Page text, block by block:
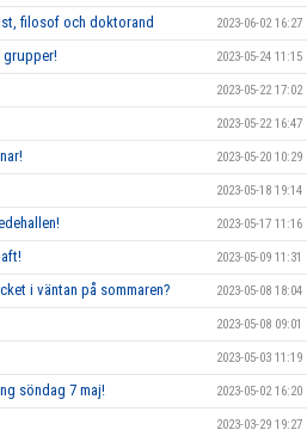
filosof och doktorand 2023-06-02 16:27
grupper! 2023-05-24 11:15
2023-05-22 17:02
2023-05-22 16:47
2023-05-20 10:29
2023-05-18 19:14
2023-05-17 11:16
2023-05-09 11:31
i väntan på sommaren? 2023-05-08 18:04
2023-05-08 09:01
2023-05-03 11:19
söndag 7 maj! 2023-05-02 16:20
2023-03-29 19:27